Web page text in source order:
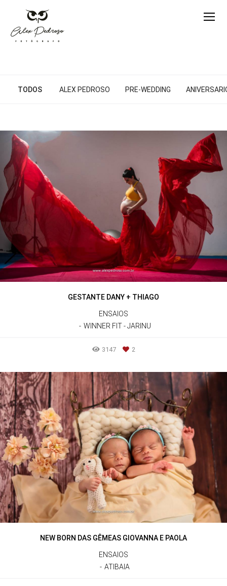
TODOS ALEX PEDROSO PRE-WEDDING
GESTANTE DANY + THIAGO
ENSAIOS
WINNER FIT - JARINU
3147 2
NEW BORN DAS GÊMEAS GIOVANNA E PAOLA
ENSAIOS
ATIBAIA